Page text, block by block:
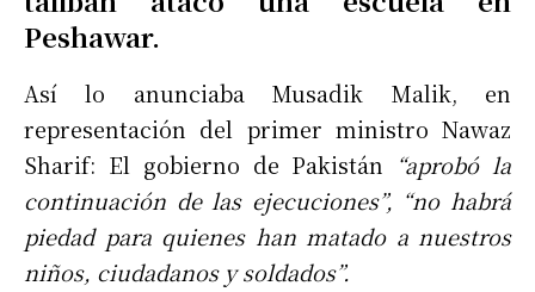
Peshawar.
Así lo anunciaba Musadik Malik, en
representación del primer ministro Nawaz
Sharif: El gobierno de Pakistán “aprobó la
continuación de las ejecuciones”, “no habrá
piedad para quienes han matado a nuestros
niños, ciudadanos y soldados”.